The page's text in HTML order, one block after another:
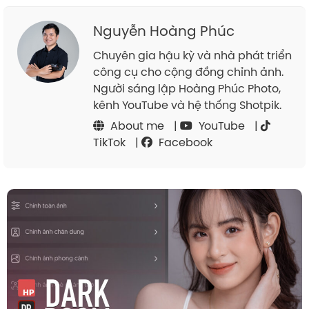
Nguyễn Hoàng Phúc
Chuyên gia hậu kỳ và nhà phát triển
công cụ cho cộng đồng chỉnh ảnh.
Người sáng lập Hoàng Phúc Photo,
kênh YouTube và hệ thống Shotpik.
About me
| YouTube
|
TikTok
| Facebook